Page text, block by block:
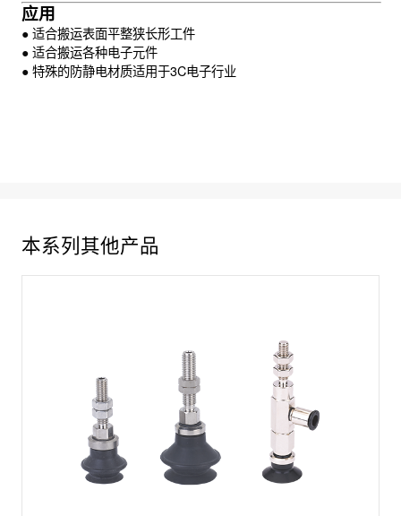
应用
● 适合搬运表面平整狭长形工件
●适合搬运各种电子元件
●特殊的防静电材质适用于3C电子行业
本系列其他产品